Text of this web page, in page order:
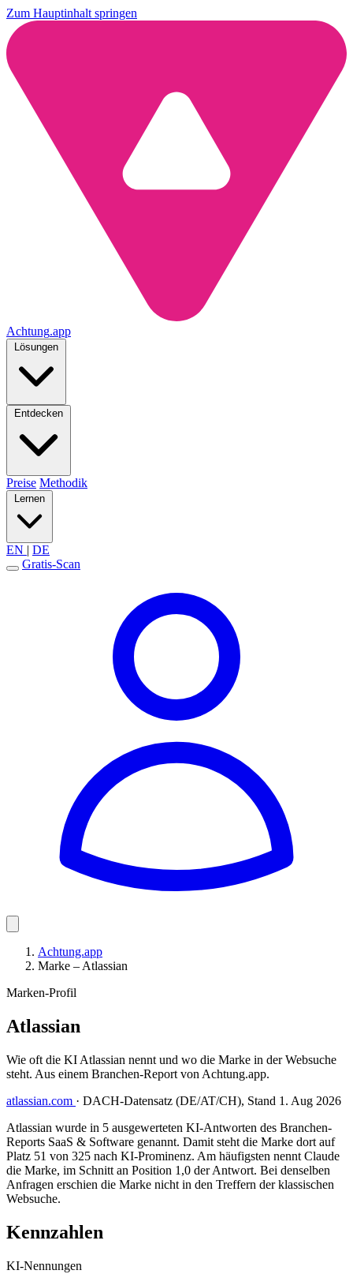
Zum Hauptinhalt springen
Achtung.app
Lösungen
Entdecken
Preise Methodik
Lernen
EN | DE
Gratis-Scan
Achtung.app
Marke – Atlassian
Marken-Profil
Atlassian
Wie oft die KI Atlassian nennt und wo die Marke in der Websuche
steht. Aus einem Branchen-Report von Achtung.app.
atlassian.com · DACH-Datensatz (DE/AT/CH), Stand 1. Aug 2026
Atlassian wurde in 5 ausgewerteten KI-Antworten des Branchen-
Reports SaaS & Software genannt. Damit steht die Marke dort auf
Platz 51 von 325 nach KI-Prominenz. Am häufigsten nennt Claude
die Marke, im Schnitt an Position 1,0 der Antwort. Bei denselben
Anfragen erschien die Marke nicht in den Treffern der klassischen
Websuche.
Kennzahlen
KI-Nennungen